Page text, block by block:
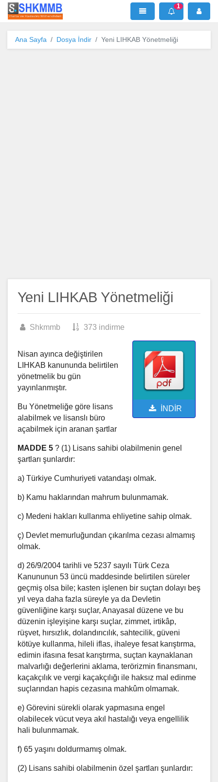
SHKMMB MenÜ Mesaj
1
Ana Sayfa Dosya İndir Yeni LIHKAB Yönetmeliği
Yeni LIHKAB Yönetmeliği
Shkmmb 373 indirme
İNDİR
Nisan ayınca değiştirilen
LIHKAB kanununda belirtilen
yönetmelik bu gün
yayınlanmıştır.
Bu Yönetmeliğe göre lisans
alabilmek ve lisanslı büro
açabilmek için aranan şartlar
MADDE 5 ? (1) Lisans sahibi olabilmenin genel
şartları şunlardır:
a) Türkiye Cumhuriyeti vatandaşı olmak.
b) Kamu haklarından mahrum bulunmamak.
c) Medeni hakları kullanma ehliyetine sahip olmak.
ç) Devlet memurluğundan çıkarılma cezası almamış
olmak.
d) 26/9/2004 tarihli ve 5237 sayılı Türk Ceza
Kanununun 53 üncü maddesinde belirtilen süreler
geçmiş olsa bile; kasten işlenen bir suçtan dolayı beş
yıl veya daha fazla süreyle ya da Devletin
güvenliğine karşı suçlar, Anayasal düzene ve bu
düzenin işleyişine karşı suçlar, zimmet, irtikâp,
rüşvet, hırsızlık, dolandırıcılık, sahtecilik, güveni
kötüye kullanma, hileli iflas, ihaleye fesat karıştırma,
edimin ifasına fesat karıştırma, suçtan kaynaklanan
malvarlığı değerlerini aklama, terörizmin finansmanı,
kaçakçılık ve vergi kaçakçılığı ile haksız mal edinme
suçlarından hapis cezasına mahkûm olmamak.
e) Görevini sürekli olarak yapmasına engel
olabilecek vücut veya akıl hastalığı veya engellilik
hali bulunmamak.
f) 65 yaşını doldurmamış olmak.
(2) Lisans sahibi olabilmenin özel şartları şunlardır: